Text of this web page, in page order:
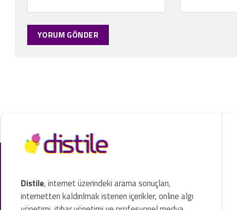
Distile, internet üzerindeki arama sonuçları,
internetten kaldırılmak istenen içerikler, online algı